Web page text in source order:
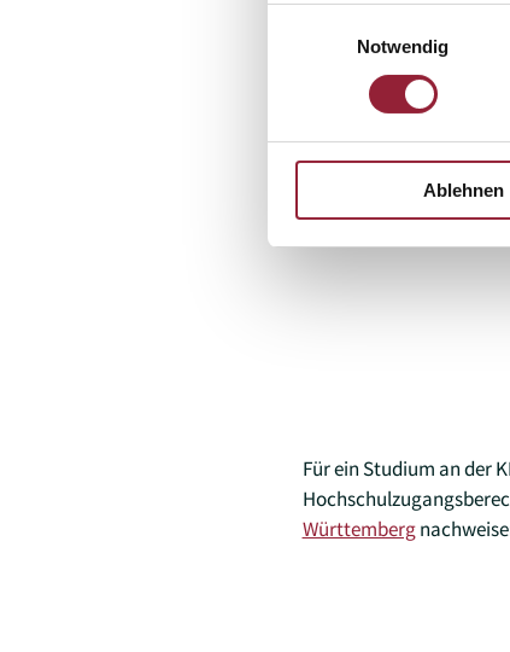
Notwendig
Ablehnen
Für ein Studium an der
Württemberg